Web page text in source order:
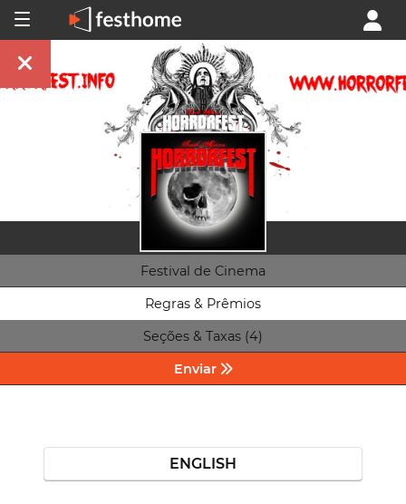
Festival de Cinema
Regras & Prêmios
Seções & Taxas (4)
Enviar
ENGLISH